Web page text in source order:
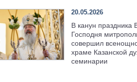
20.05.2026
В канун праздника
Господня
совершил
храме Казанской
семинарии